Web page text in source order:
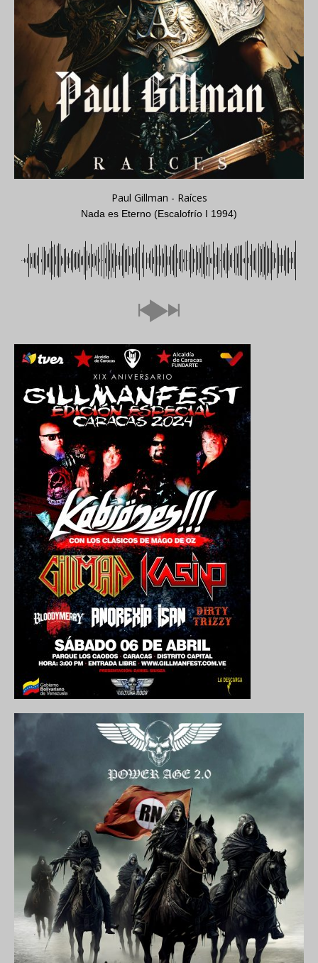
Paul Gillman - Raíces
Nada es Eterno (Escalofrío I 1994)